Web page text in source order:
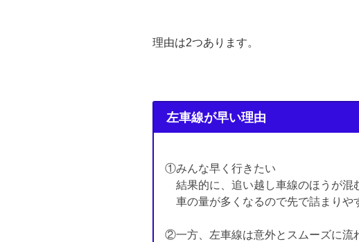
理由は2つあります。
左車線が早い理由
①みんな早く行きたい
結果的に、追い越し車線のほうが混
車の量が多くなるので先で詰まりや
②一方、左車線は意外とスムーズに流